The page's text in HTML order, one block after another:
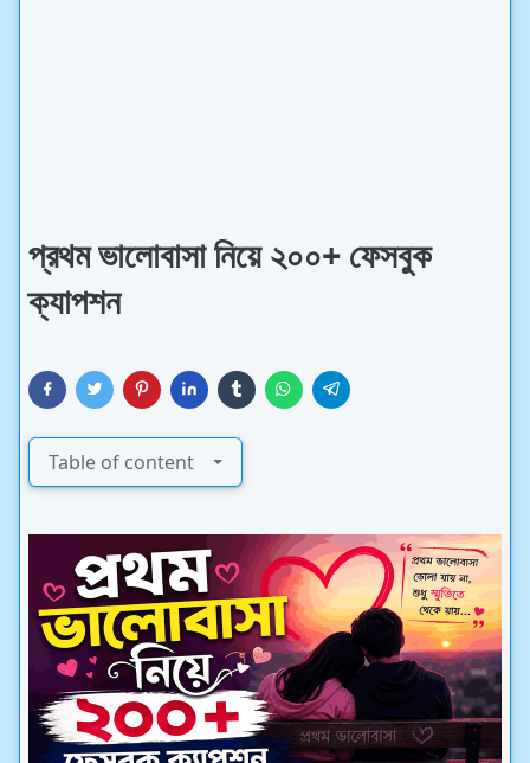
প্রথম ভালোবাসা নিয়ে ২০০+ ফেসবুক
ক্যাপশন
Table of content